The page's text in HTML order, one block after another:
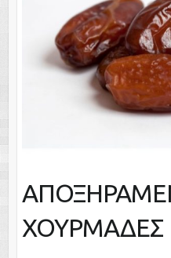
ΧΟΥΡΜΑΔΕΣ